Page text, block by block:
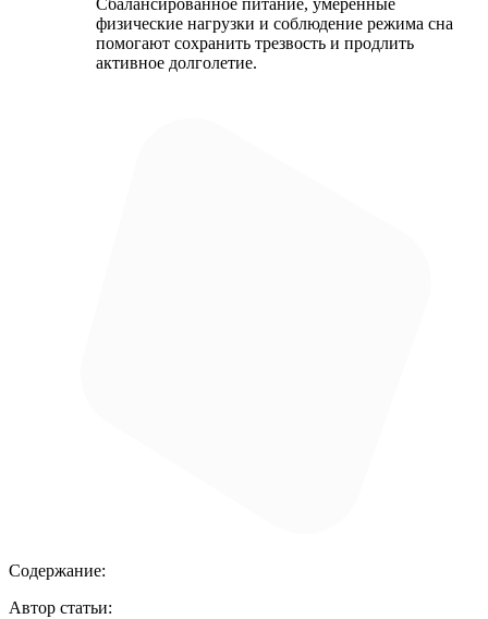
Сбалансированное питание, умеренные
физические нагрузки и соблюдение режима сна
помогают сохранить трезвость и продлить
активное долголетие.
Содержание:
Автор статьи: